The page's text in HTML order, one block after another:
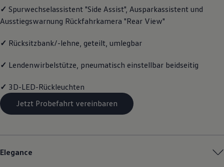
Pannen- und Unfallhilfe
Volkswagen Kundenbetreuung
✓ Spurwechselassistent "Side Assist", Ausparkassistent und
Ausstiegswarnung Rückfahrkamera "Rear View"
✓ Rücksitzbank/-lehne, geteilt, umlegbar
✓ Lendenwirbelstütze, pneumatisch einstellbar beidseitig
✓ 3D-LED-Rückleuchten
Jetzt Probefahrt vereinbaren
Elegance